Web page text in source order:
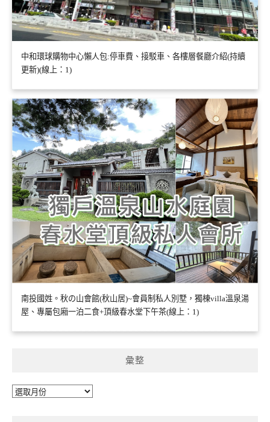
中和環球購物中心懶人包:停車費、接駁車、各樓層餐廳介紹(持續
更新)(線上：1)
南投國姓。秋の山會館(秋山居)~會員制私人別墅，獨棟villa溫泉湯
屋、專屬包廂一泊二食+頂級春水堂下午茶(線上：1)
彙整
彙